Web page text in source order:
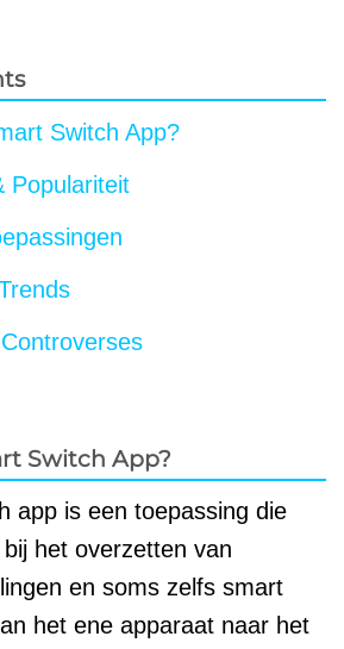
Switch App?
Populariteit
Switch App?
app is een toepassing die
het overzetten van
en soms zelfs smart
het ene apparaat naar het